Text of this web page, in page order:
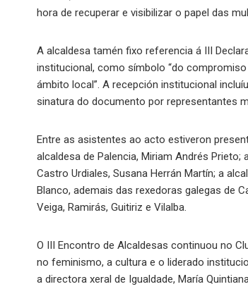
hora de recuperar e visibilizar o papel das
A alcaldesa tamén fixo referencia á III
institucional, como símbolo “do
ámbito local”. A recepción institucional
sinatura do documento por representantes
Entre as asistentes ao acto estiveron
alcaldesa de Palencia, Miriam Andrés Prieto;
Castro Urdiales, Susana Herrán Martín; a
Blanco, ademais das rexedoras galegas de
Veiga, Ramirás, Guitiriz e Vilalba.
O III Encontro de Alcaldesas continuou no
no feminismo, a cultura e o liderado
a directora xeral de Igualdade, María